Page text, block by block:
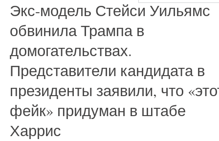
Экс-модель Стейси Уильямс
обвинила Трампа в
домогательствах.
Представители кандидата в
президенты заявили, что
фейк» придуман в штабе
Харрис